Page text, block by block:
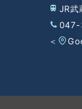
JR武
＜